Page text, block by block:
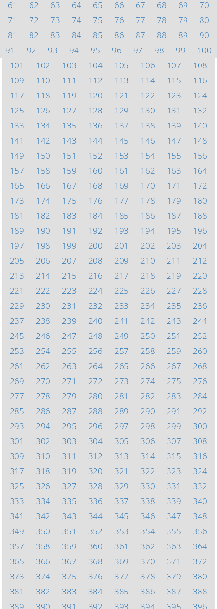
61
62 63 64 65 66 67 68 69
70
71
72 73 74 75 76 77 78 79
80
81
82 83 84 85 86 87 88 89
90
91
92 93 94 95 96 97 98 99
100
101
102 103 104 105 106 107
108
109
110 111 112 113 114 115
116
117
118 119 120 121 122 123
124
125
126 127 128 129 130 131
132
133
134 135 136 137 138 139
140
141
142 143 144 145 146 147
148
149
150 151 152 153 154 155
156
157
158 159 160 161 162 163
164
165
166 167 168 169 170 171
172
173
174 175 176 177 178 179
180
181
182 183 184 185 186 187
188
189
190 191 192 193 194 195
196
197
198 199 200 201 202 203
204
205
206 207 208 209 210 211
212
213
214 215 216 217 218 219
220
221
222 223 224 225 226 227
228
229
230 231 232 233 234 235
236
237
238 239 240 241 242 243
244
245
246 247 248 249 250 251
252
253
254 255 256 257 258 259
260
261
262 263 264 265 266 267
268
269
270 271 272 273 274 275
276
277
278 279 280 281 282 283
284
285
286 287 288 289 290 291
292
293
294 295 296 297 298 299
300
301
302 303 304 305 306 307
308
309
310 311 312 313 314 315
316
317
318 319 320 321 322 323
324
325
326 327 328 329 330 331
332
333
334 335 336 337 338 339
340
341
342 343 344 345 346 347
348
349
350 351 352 353 354 355
356
357
358 359 360 361 362 363
364
365
366 367 368 369 370 371
372
373
374 375 376 377 378 379
380
381
382 383 384 385 386 387
388
389
390 391 392 393 394 395 396